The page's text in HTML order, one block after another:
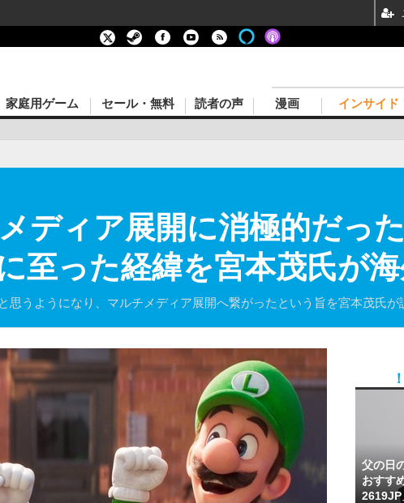
家庭用ゲーム セール・無料 読者の声 漫画 インサイド
ディア展開に消極的だっ
至った経緯を宮本茂氏が
うようになり、マルチメディア展開へ繋がったという旨を宮本茂氏が
父の日
おすす
2619JP